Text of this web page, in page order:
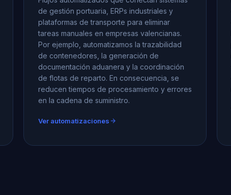
de gestión portuaria, ERPs industriales y
plataformas de transporte para eliminar
tareas manuales en empresas valencianas.
Por ejemplo, automatizamos la trazabilidad
de contenedores, la generación de
documentación aduanera y la coordinación
de flotas de reparto. En consecuencia, se
reducen tiempos de procesamiento y errores
en la cadena de suministro.
Ver automatizaciones